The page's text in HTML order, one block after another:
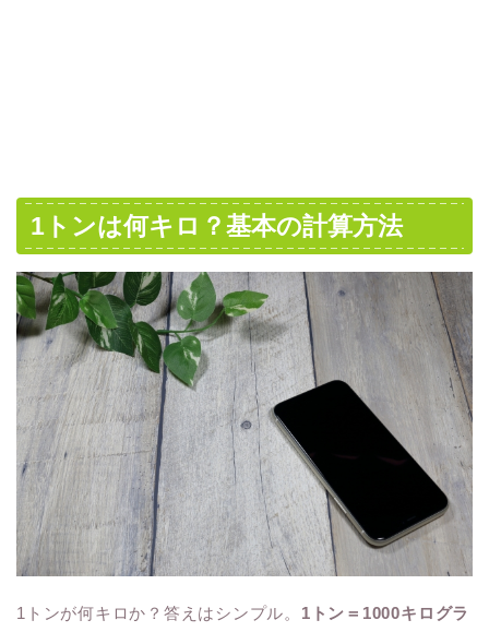
1トンは何キロ？基本の計算方法
1トンが何キロか？答えはシンプル。 1トン＝1000キログラ